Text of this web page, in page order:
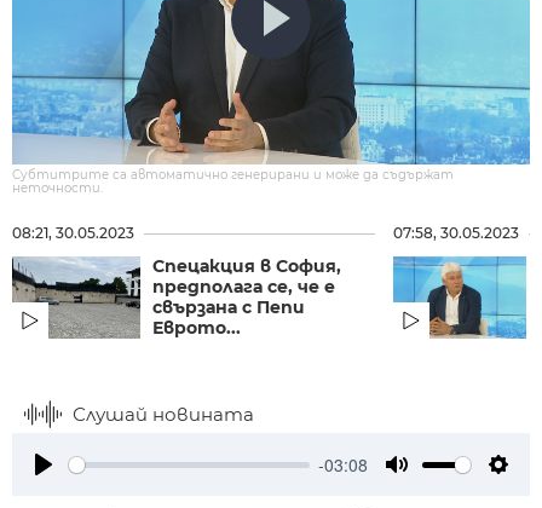
Субтитрите са автоматично генерирани и може да съдържат
неточности.
08:21, 30.05.2023
Спецакция в София,
предполага се, че е
свързана с Пепи
Еврото...
07:58, 30.05.2023
Слушай новината
-03:08